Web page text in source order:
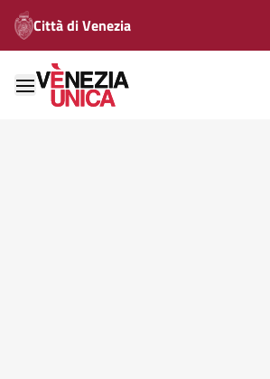
Città di Venezia